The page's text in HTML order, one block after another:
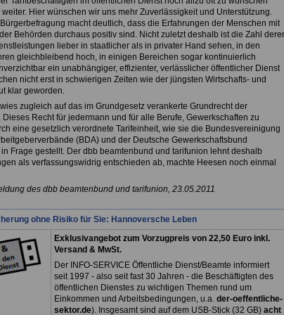
Hier wünschen wir uns mehr Zuverlässigkeit und Unterstützung.
macht deutlich, dass die Erfahrungen der Menschen mit
Behörden durchaus positiv sind. Nicht zuletzt deshalb ist die Zahl
lieber in staatlicher als in privater Hand sehen, in den
gleichbleibend hoch, in einigen Bereichen sogar kontinuierlich
ein unabhängiger, effizienter, verlässlicher öffentlicher Dienst
nicht erst in schwierigen Zeiten wie der jüngsten Wirtschafts- und
klar geworden.
zugleich auf das im Grundgesetz verankerte Grundrecht der
Dieses Recht für jedermann und für alle Berufe, Gewerkschaften zu
eine gesetzlich verordnete Tarifeinheit, wie sie die Bundesvereinigung
(BDA) und der Deutsche Gewerkschaftsbund
Frage gestellt. Der dbb beamtenbund und tarifunion lehnt deshalb
als verfassungswidrig entschieden ab, machte Heesen noch einmal
des dbb beamtenbund und tarifunion, 23.05.2011
ohne Risiko für Sie: Hannoversche Leben
Exklusivangebot zum Vorzugpreis von 22,50 Euro inkl.
Versand & MwSt.
Der INFO-SERVICE Öffentliche Dienst/Beamte informiert
seit 1997 - also seit fast 30 Jahren - die Beschäftigten des
öffentlichen Dienstes zu wichtigen Themen rund um
Einkommen und Arbeitsbedingungen, u.a. der-oeffentliche-
sektor.de). Insgesamt sind auf dem USB-Stick (32 GB) acht